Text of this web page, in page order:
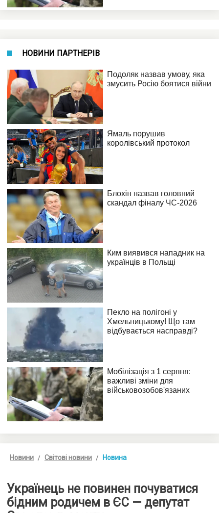
НОВИНИ ПАРТНЕРІВ
Новини Світові новини Новина
Українець не повинен почуватися
бідним родичем в ЄС — депутат